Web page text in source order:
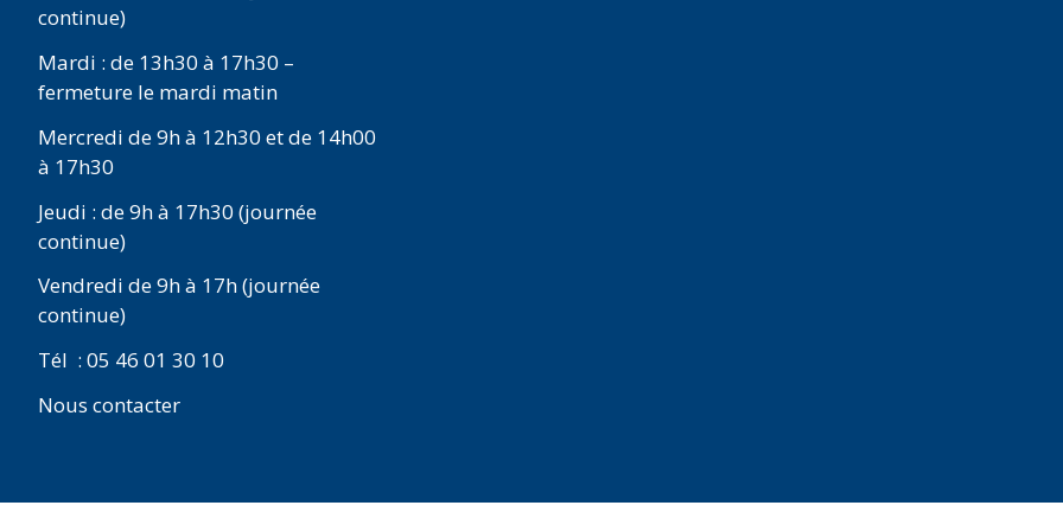
continue)
Mardi : de 13h30 à 17h30 –
fermeture le mardi matin
Mercredi de 9h à 12h30 et de 14h00
à 17h30
Jeudi : de 9h à 17h30 (journée
continue)
Vendredi de 9h à 17h (journée
continue)
Tél : 05 46 01 30 10
Nous contacter